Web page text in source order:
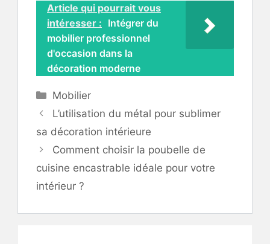
Article qui pourrait vous
intéresser : Intégrer du
mobilier professionnel
d'occasion dans la
décoration moderne
Catégories
Mobilier
L’utilisation du métal pour sublimer
sa décoration intérieure
Comment choisir la poubelle de
cuisine encastrable idéale pour votre
intérieur ?